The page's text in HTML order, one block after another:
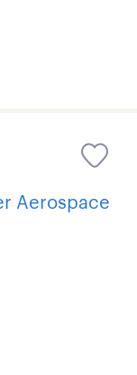
Aerospace